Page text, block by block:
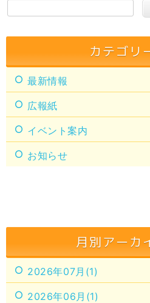
カテゴリ
最新情報
広報紙
イベント案内
お知らせ
月別アーカ
2026年07月(1)
2026年06月(1)